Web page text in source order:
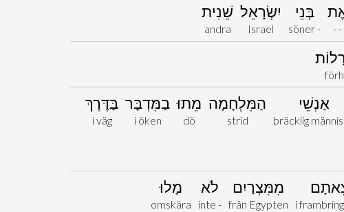
- -
בְּנֵי
söner -
יִשְׂרָאֵל
Israel
שֵׁנִית
andra
אַנְשֵׁי
bräcklig
הַמִּלְחָמָה
strid
מֵתוּ
dö
בַמִּדְבָּר
i öken
בַּדֶּרֶךְ
i väg
i
מִמִּצְרַיִם
från Egypten
לֹא
inte -
מָלוּ
omskära